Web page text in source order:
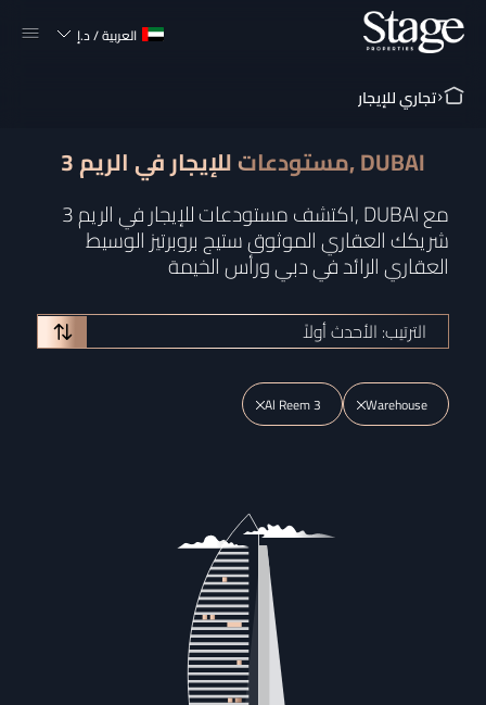
العربية/د.إ
تجاري للإيجار
مستودعات للإيجار في الريم 3, DUBAI
اكتشف مستودعات للإيجار في الريم 3, DUBAI مع
شريكك العقاري الموثوق ستيج بروبرتيز الوسيط
العقاري الرائد في دبي ورأس الخيمة
الترتيب: الأحدث أولاً
Warehouse
Al Reem 3